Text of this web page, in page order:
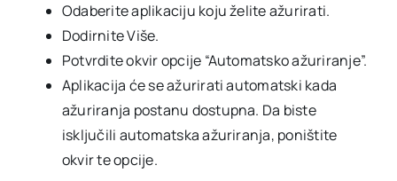
Odaberite aplikaciju koju želite ažurirati.
Dodirnite Više.
Potvrdite okvir opcije “Automatsko ažuriranje”.
Aplikacija će se ažurirati automatski kada
ažuriranja postanu dostupna. Da biste
isključili automatska ažuriranja, poništite
okvir te opcije.